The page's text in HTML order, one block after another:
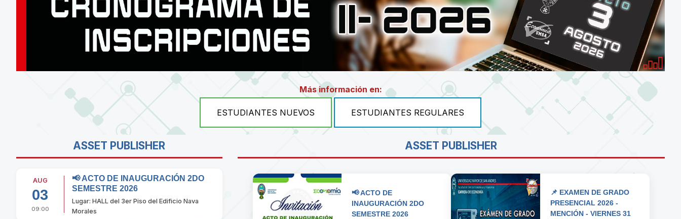
Más información en:
ESTUDIANTES NUEVOS ESTUDIANTES REGULARES
ASSET PUBLISHER
AUG
03
09:00
📢 ACTO DE INAUGURACIÓN 2DO
SEMESTRE 2026
Lugar: HALL del 3er Piso del Edificio Nava
Morales
ASSET PUBLISHER
📢 ACTO DE
INAUGURACIÓN 2DO
SEMESTRE 2026
📌 EXAMEN DE GRADO
PRESENCIAL 2026 -
MENCIÓN - VIERNES 31